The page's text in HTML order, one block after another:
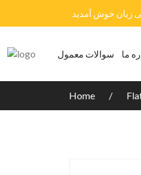
زبان خوش آمدید
سوالات معمول ما
Home